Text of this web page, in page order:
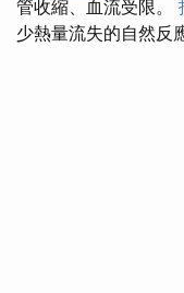
管收縮、血流受限。
少熱量流失的自然反